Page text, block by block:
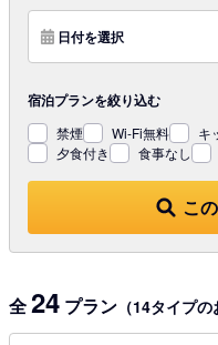
日付を選択
こ
宿泊プランを絞り込む
禁煙 Wi-Fi無料 キ
夕食付き
食事なし
全24 プラン （14タイプの